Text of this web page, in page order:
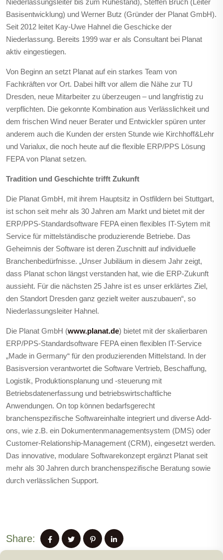
Niederlassungsleiter bis zum Ruhestand), Steffen Bruch (Leiter
Basisentwicklung) und Werner Butz (Gründer der Planat GmbH).
Seit 2012 leitet Kay-Uwe Hahnel die Geschicke der
Niederlassung. Bereits 1999 war er als Consultant bei Planat
aktiv eingestiegen.
Von Beginn an setzt Planat auf ein starkes Team von
Fachkräften vor Ort. Dabei hilft vor allem die Nähe zur TU
Dresden, neue Mitarbeiter zu überzeugen – und langfristig zu
verpflichten. Die gekonnte Kombination aus Verlässlichkeit und
dem frischen Wind neuer Berater und Entwickler spüren unter
anderem auch die Kunden der ersten Stunde wie Kirchhoff&Lehr
und Varialux, die noch heute auf die flexible ERP/PPS Lösung
FEPA von Planat setzen.
Tradition und Geschichte trifft Zukunft
Die Planat GmbH, mit ihrem Hauptsitz in Ostfildern bei Stuttgart,
ist schon seit mehr als 30 Jahren am Markt und bietet mit der
ERP/PPS-Standardsoftware FEPA einen flexibles IT-Sytem mit
Service für mittelständische produzierende Betriebe. Das
Geheimnis der Software ist deren Zuschnitt auf individuelle
Branchenbedürfnisse. „Unser Jubiläum in diesem Jahr zeigt,
dass Planat schon längst verstanden hat, wie die ERP-Zukunft
aussieht. Für die nächsten 25 Jahre ist es unser erklärtes Ziel,
den Standort Dresden ganz gezielt weiter auszubauen“, so
Niederlassungsleiter Hahnel.
Die Planat GmbH (www.planat.de) bietet mit der skalierbaren
ERP/PPS-Standardsoftware FEPA einen flexiblen IT-Service
„Made in Germany“ für den produzierenden Mittelstand. In der
Basisversion verantwortet die Software Vertrieb, Beschaffung,
Logistik, Produktionsplanung und -steuerung mit
Betriebsdatenerfassung und betriebswirtschaftliche
Anwendungen. On top können bedarfsgerecht
branchenspezifische Softwareinhalte integriert und diverse Add-
ons, wie z.B. ein Dokumentenmanagementsystem (DMS) oder
Customer-Relationship-Management (CRM), eingesetzt werden.
Das innovative, modulare Softwarekonzept ergänzt Planat seit
mehr als 30 Jahren durch branchenspezifische Beratung sowie
durch verlässlichen Support.
Share: